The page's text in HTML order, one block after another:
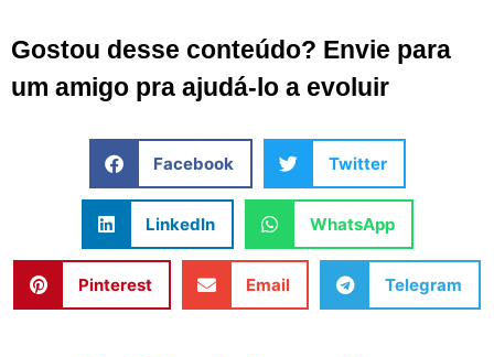
Gostou desse conteúdo? Envie para
um amigo pra ajudá-lo a evoluir
Facebook Twitter
LinkedIn WhatsApp
Pinterest Email Telegram